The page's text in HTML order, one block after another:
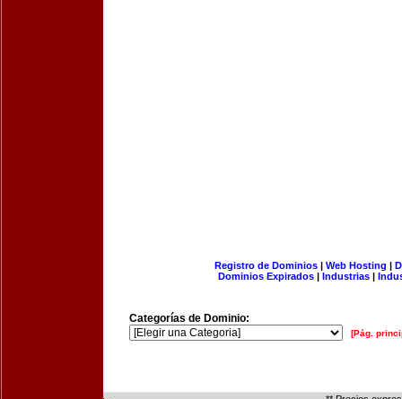
Registro de Dominios| Web Hosting |
Dominios Expirados | Industrias |
Categorías de Dominio:
[Pág.